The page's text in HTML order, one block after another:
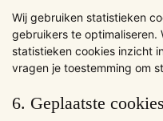
Wij gebruiken statistieken
gebruikers te optimaliseren.
statistieken cookies inzicht
vragen je toestemming om
6. Geplaatste cookies